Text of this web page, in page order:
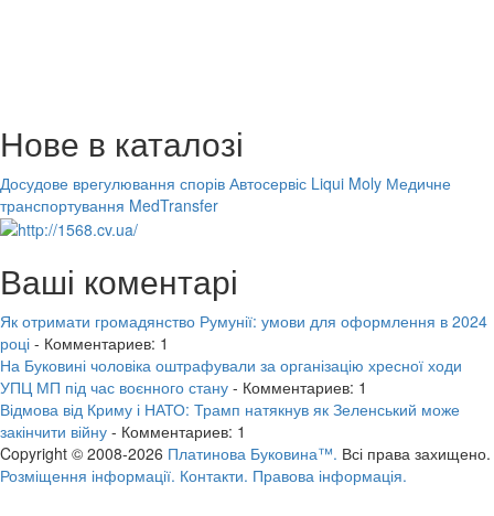
Нове в каталозі
Досудове врегулювання спорів Автосервіс Liqui Moly Медичне
транспортування MedTransfer
Ваші коментарі
Як отримати громадянство Румунії: умови для оформлення в 2024
році - Комментариев: 1
На Буковині чоловіка оштрафували за організацію хресної ходи
УПЦ МП під час воєнного стану - Комментариев: 1
Відмова від Криму і НАТО: Трамп натякнув як Зеленський може
закінчити війну - Комментариев: 1
Copyright © 2008-2026 Платинова Буковина™. Всі права захищено.
Розміщення інформації. Контакти. Правова інформація.